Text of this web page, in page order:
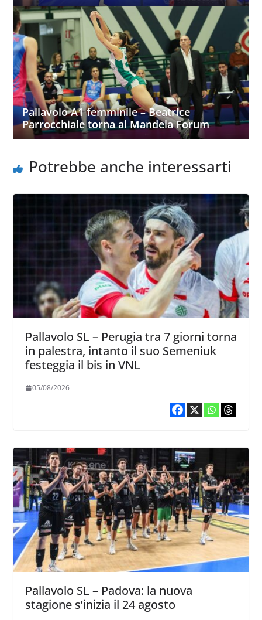
Pallavolo A1 femminile – Beatrice
Parrocchiale torna al Mandela Forum
Potrebbe anche interessarti
Pallavolo SL – Perugia tra 7 giorni torna
in palestra, intanto il suo Semeniuk
festeggia il bis in VNL
05/08/2026
Pallavolo SL – Padova: la nuova
stagione s’inizia il 24 agosto